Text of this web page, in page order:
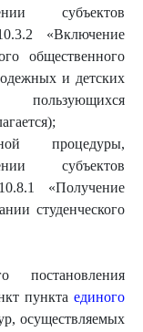
субъектов
«Включение
общественного
и детских
пользующихся
процедуры,
субъектов
«Получение
студенческого
пункта единого
осуществляемых